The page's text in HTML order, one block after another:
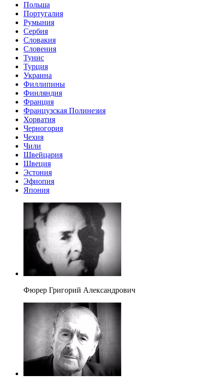
Польша
Португалия
Румыния
Сербия
Словакия
Словения
Тунис
Турция
Украина
Филлипины
Финляндия
Франция
Французская Полинезия
Хорватия
Черногория
Чехия
Чили
Швейцария
Швеция
Эстония
Эфиопия
Япония
Фюрер Григорий Александрович